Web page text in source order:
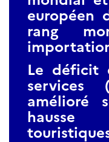
européen
rang
Le déficit
services
amélioré